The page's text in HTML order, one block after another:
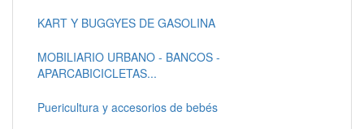
KART Y BUGGYES DE GASOLINA
MOBILIARIO URBANO - BANCOS -
APARCABICICLETAS...
Puericultura y accesorios de bebés